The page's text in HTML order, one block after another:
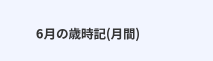
6月の歳時記(月間)